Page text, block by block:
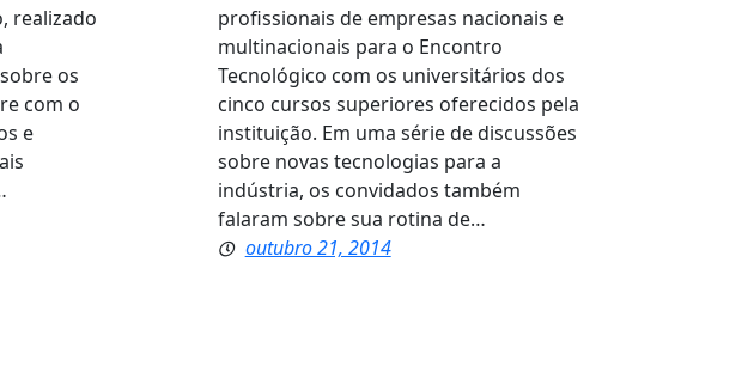
realizado
os
com o
e
profissionais de empresas nacionais e
multinacionais para o Encontro
Tecnológico com os universitários dos
cinco cursos superiores oferecidos pela
instituição. Em uma série de discussões
sobre novas tecnologias para a
indústria, os convidados também
falaram sobre sua rotina de…
outubro 21, 2014